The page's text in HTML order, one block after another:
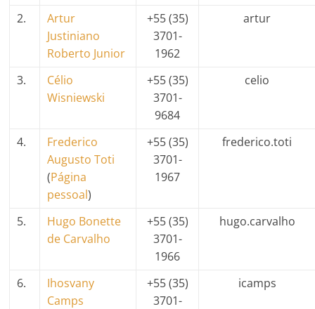
2.
Artur
Justiniano
Roberto Junior
+55 (35)
3701-
1962
artur
3.
Célio
Wisniewski
+55 (35)
3701-
9684
celio
4.
Frederico
Augusto Toti
(Página
pessoal)
+55 (35)
3701-
1967
frederico.toti
5.
Hugo Bonette
de Carvalho
+55 (35)
3701-
1966
hugo.carvalho
6.
Ihosvany
Camps
+55 (35)
3701-
icamps